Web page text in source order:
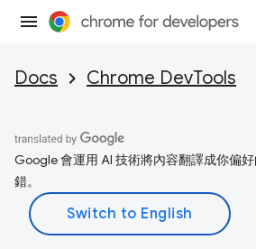
Docs Chrome DevTools
Google 會運用 AI 技術將內容翻譯成你偏
錯。